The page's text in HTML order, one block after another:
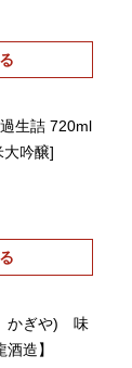
生詰 720ml
大吟醸]
かぎや) 味
造】